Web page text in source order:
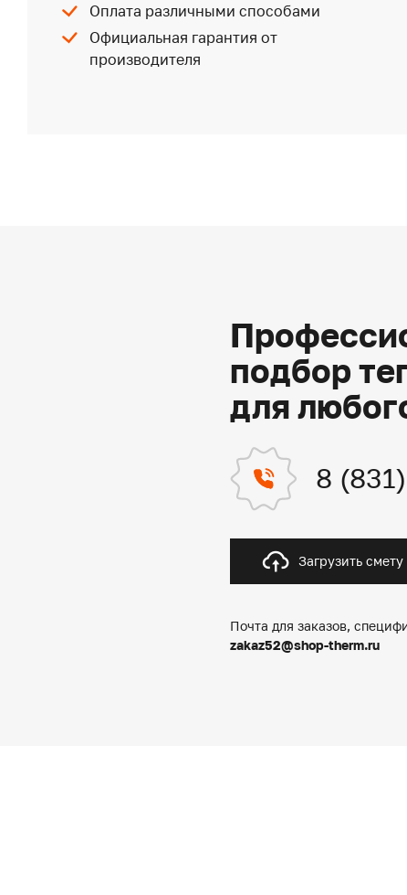
Оплата различными способами
Официальная гарантия от
производителя
подбор
для
8
Загрузить смету
Почта для заказов,
zakaz52@shop-therm.ru